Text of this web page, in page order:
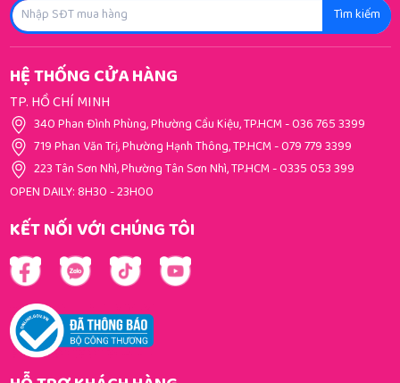
Tìm kiếm
HỆ THỐNG CỬA HÀNG
TP. HỒ CHÍ MINH
340 Phan Đình Phùng, Phường Cầu Kiệu, TP.HCM-036 765 3399
719 Phan Văn Trị, Phường Hạnh Thông, TP.HCM-079 779 3399
223 Tân Sơn Nhì, Phường Tân Sơn Nhì, TP.HCM-0335 053 399
OPEN DAILY: 8H30 - 23H00
KẾT NỐI VỚI CHÚNG TÔI